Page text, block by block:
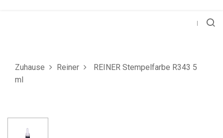
Zuhause Reiner
REINER Stempelfarbe R343 5
ml